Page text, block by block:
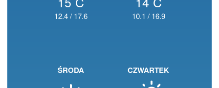
12.4/ 17.6 10.1 / 16.9
ŚRODA CZWARTEK